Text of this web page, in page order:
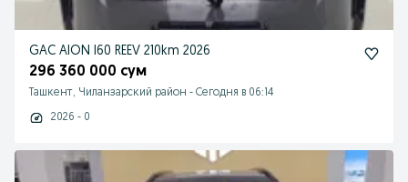
GAC AION I60 REEV 210km 2026
296 360 000 сум
Ташкент, Чиланзарский район - Сегодня в 06:14
2026 - 0